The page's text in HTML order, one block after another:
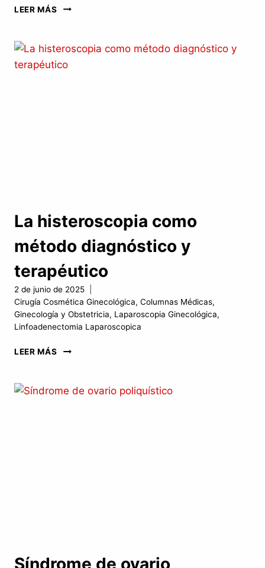
LEER MÁS
PRIMER
UN
La histeroscopia como
método diagnóstico y
terapéutico
2 de junio de 2025
Cirugía Cosmética Ginecológica, Columnas Médicas,
Ginecología y Obstetricia, Laparoscopia Ginecológica,
Linfoadenectomia Laparoscopica
LEER MÁS
LA
MÉTODO
DIAGNÓSTICO
Síndrome de ovario